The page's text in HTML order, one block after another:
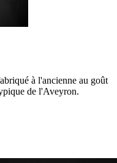
à l'ancienne au goût
de l'Aveyron.